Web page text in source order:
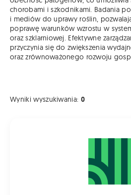
chorobami i szkodnikami. Badania
i mediów do uprawy roślin,
poprawę warunków wzrostu w
oraz szklarniowej. Efektywne
przyczynia się do zwiększenia
oraz zrównoważonego rozwoju
Wyniki wyszukiwania: 0